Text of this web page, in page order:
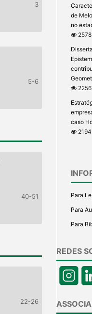
3
5-6
40-51
22-26
de
no
2578
2256
caso
2194
Para
Para
Para
REDES